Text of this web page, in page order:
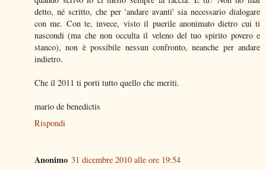
detto, né scritto, che per 'andare avanti' sia necessario dialogare
con me. Con te, invece, visto il puerile anonimato dietro cui ti
nascondi (ma che non occulta il veleno del tuo spirito povero e
stanco), non è possibile nessun confronto, neanche per andare
indietro.
Che il 2011 ti porti tutto quello che meriti.
mario de benedictis
Rispondi
Anonimo 31 dicembre 2010 alle ore 19:54